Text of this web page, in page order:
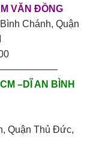
VĂN ĐỒNG
Chánh, Quận
–DĨ AN BÌNH
Quận Thủ Đức,